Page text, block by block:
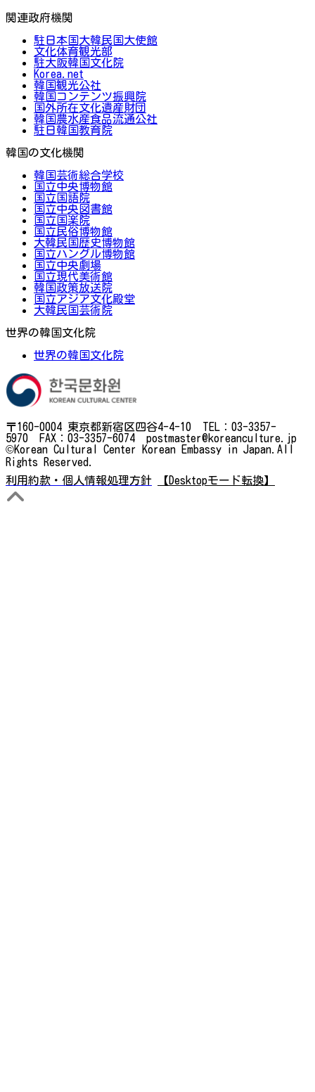
関連政府機関
駐日本国大韓民国大使館
文化体育観光部
駐大阪韓国文化院
Korea.net
韓国観光公社
韓国コンテンツ振興院
国外所在文化遺産財団
韓国農水産食品流通公社
駐日韓国教育院
韓国の文化機関
韓国芸術総合学校
国立中央博物館
国立国語院
国立中央図書館
国立国楽院
国立民俗博物館
大韓民国歴史博物館
国立ハングル博物館
国立中央劇場
国立現代美術館
韓国政策放送院
国立アジア文化殿堂
大韓民国芸術院
世界の韓国文化院
世界の韓国文化院
〒160-0004 東京都新宿区四谷4-4-10 TEL：03-3357-
5970 FAX：03-3357-6074 postmaster@koreanculture.jp
©Korean Cultural Center Korean Embassy in Japan.All
Rights Reserved.
利用約款・個人情報処理方針
【Desktopモード転換】